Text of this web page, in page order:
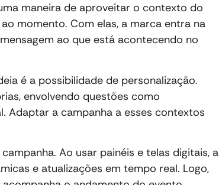
maneira de aproveitar o contexto do
momento. Com elas, a marca entra na
ao que está acontecendo no
é a possibilidade de personalização.
envolvendo questões como
Adaptar a campanha a esses contextos
Ao usar painéis e telas digitais, a
e atualizações em tempo real. Logo,